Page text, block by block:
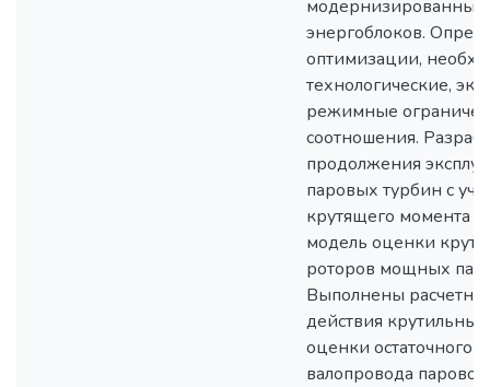
модернизированных
энергоблоков.
оптимизации,
технологические,
режимные
соотношения.
продолжения
паровых турбин с
крутящего момента и
модель оценки
роторов мощных
Выполнены
действия
оценки остаточного
валопровода